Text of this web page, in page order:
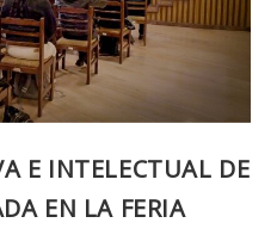
E INTELECTUAL DE
EN LA FERIA